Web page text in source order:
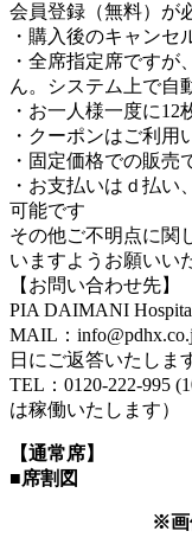
会員登録（無料）が
・購入後のキャンセ
・全席指定席です
ん。システム上で自
・お一人様一度に
・クーポンはご利用
・固定価格での販売
・お支払いはｄ払い
可能です
その他ご不明点に関
いますようお願いい
【お問い合わせ先】
PIA DAIMANI
MAIL：
日にご返答いたしま
TEL：0120-222-995
は稼働いたします）
【通常席】
■席割図
※画